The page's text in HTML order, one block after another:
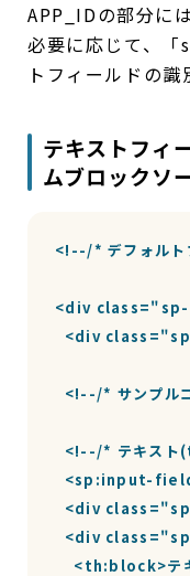
APP_IDの部分に
必要に応じて、
トフィールドの識
テキストフィ
ムブロックソ
<!--/* デフォル
<div
<div
<!--/* サンプル
<!--/* テキス
<sp:input-
<div
<div
<th:block>